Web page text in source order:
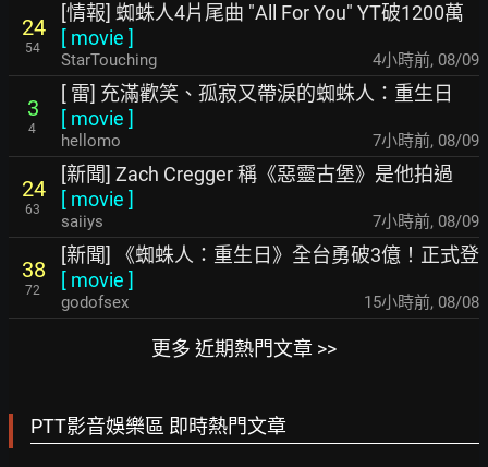
24
54
[情報] 蜘蛛人4片尾曲 "All For You" YT破1200萬
[ movie ]
StarTouching 4小時前, 08/09
3
4
[ 雷] 充滿歡笑、孤寂又帶淚的蜘蛛人：重生日
[ movie ]
hellomo 7小時前, 08/09
24
63
[新聞] Zach Cregger 稱《惡靈古堡》是他拍過
[ movie ]
saiiys 7小時前, 08/09
38
72
[新聞] 《蜘蛛人：重生日》全台勇破3億！正式登
[ movie ]
godofsex 15小時前, 08/08
更多 近期熱門文章 >>
PTT影音娛樂區 即時熱門文章